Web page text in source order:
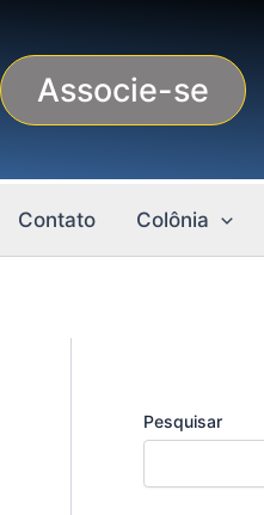
Associe-se
Contato Colônia
Pesquisar